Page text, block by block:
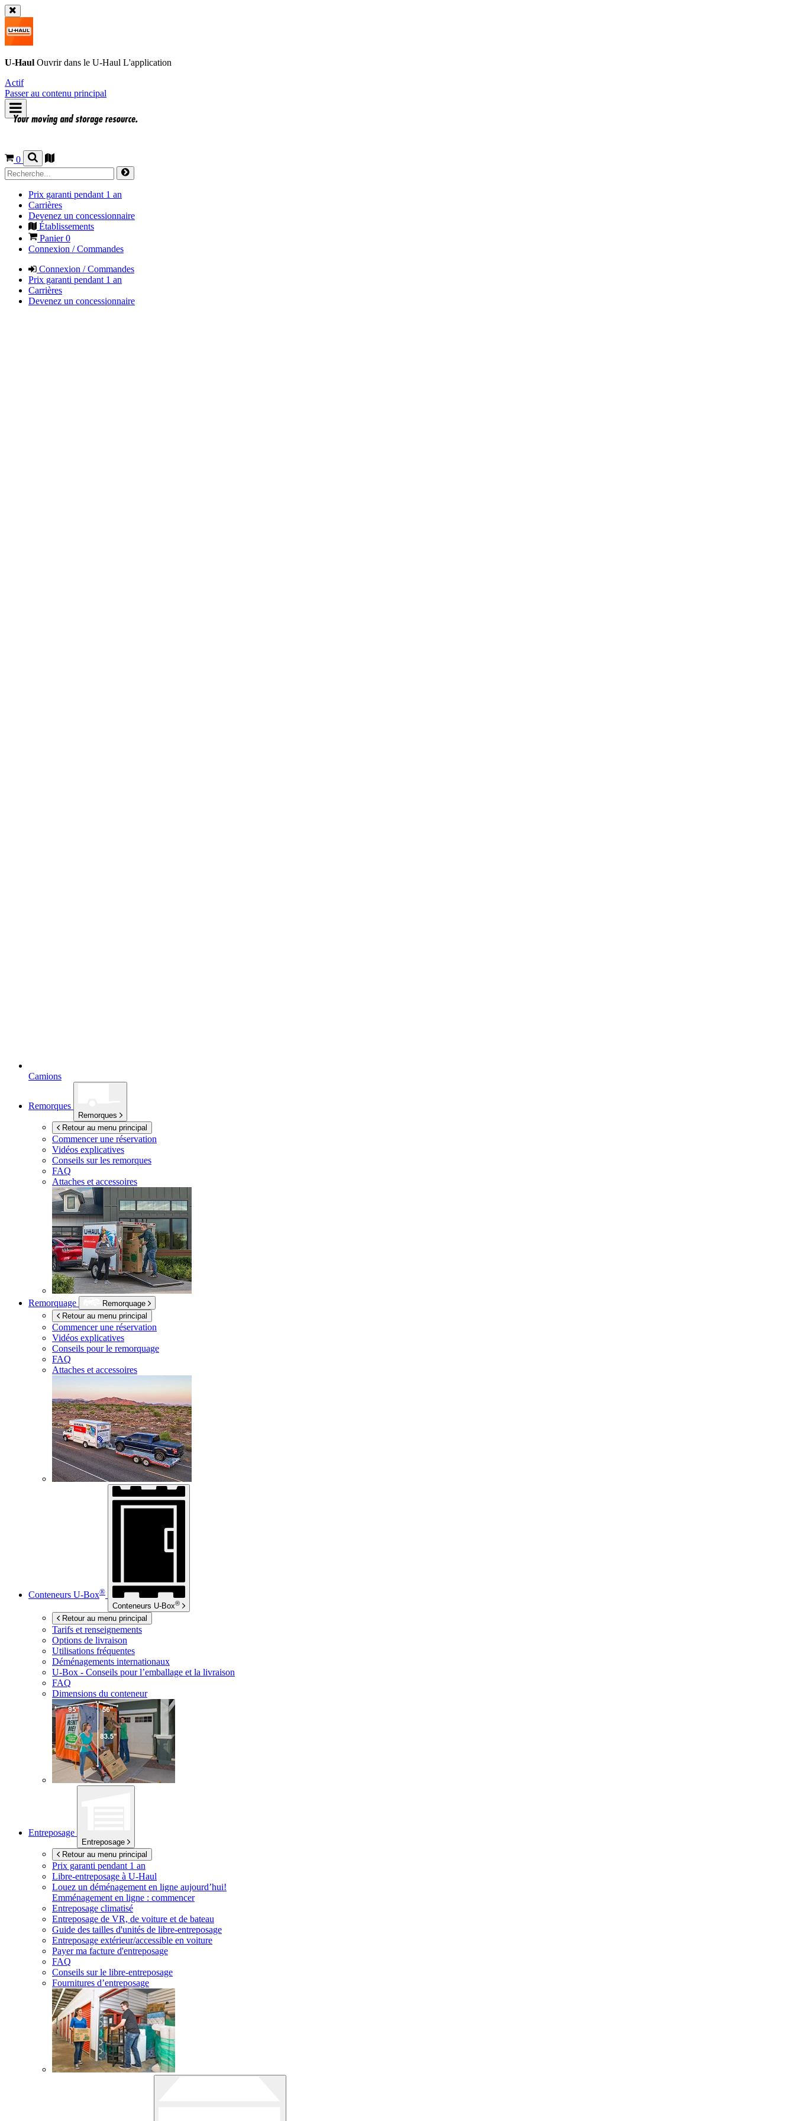
U-Haul Ouvrir dans le U-Haul L'application
Actif
Passer au contenu principal
0
Prix garanti pendant 1 an
Carrières
Devenez un concessionnaire
Établissements
Panier0
Connexion / Commandes
Connexion / Commandes
Prix garanti pendant 1 an
Carrières
Devenez un concessionnaire
Camions
Remorques
Remorques
Retour au menu principal
Commencer une réservation
Vidéos explicatives
Conseils sur les remorques
FAQ
Attaches et accessoires
Remorquage
Remorquage
Retour au menu principal
Commencer une réservation
Vidéos explicatives
Conseils pour le remorquage
FAQ
Attaches et accessoires
Conteneurs U-Box®
Conteneurs U-Box®
Retour au menu principal
Tarifs et renseignements
Options de livraison
Utilisations fréquentes
Déménagements internationaux
U-Box - Conseils pour l’emballage et la livraison
FAQ
Dimensions du conteneur
Entreposage
Entreposage
Retour au menu principal
Prix garanti pendant 1 an
Libre-entreposage à U-Haul
Louez un déménagement en ligne aujourd’hui!
Emménagement en ligne : commencer
Entreposage climatisé
Entreposage de VR, de voiture et de bateau
Guide des tailles d'unités de libre-entreposage
Entreposage extérieur/accessible en voiture
Payer ma facture d'entreposage
FAQ
Conseils sur le libre-entreposage
Fournitures d’entreposage